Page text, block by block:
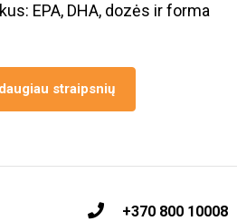
EPA, DHA, dozės ir forma
straipsnių
+370 800 10008